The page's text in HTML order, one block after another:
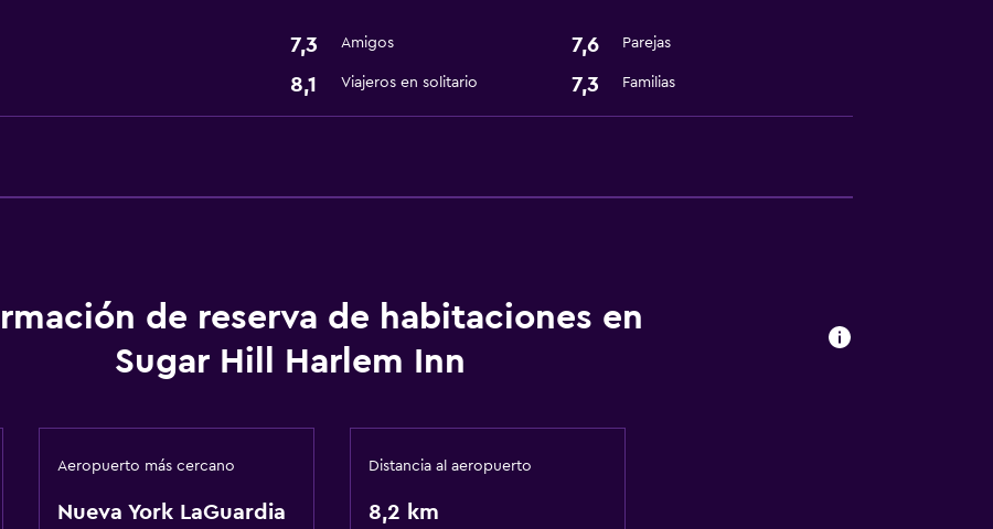
7,3 Amigos 7,6 Parejas
8,1 Viajeros en solitario 7,3 Familias
de reserva de habitaciones en
Sugar Hill Harlem Inn
Aeropuerto más cercano
Nueva York LaGuardia
Distancia al aeropuerto
8,2 km